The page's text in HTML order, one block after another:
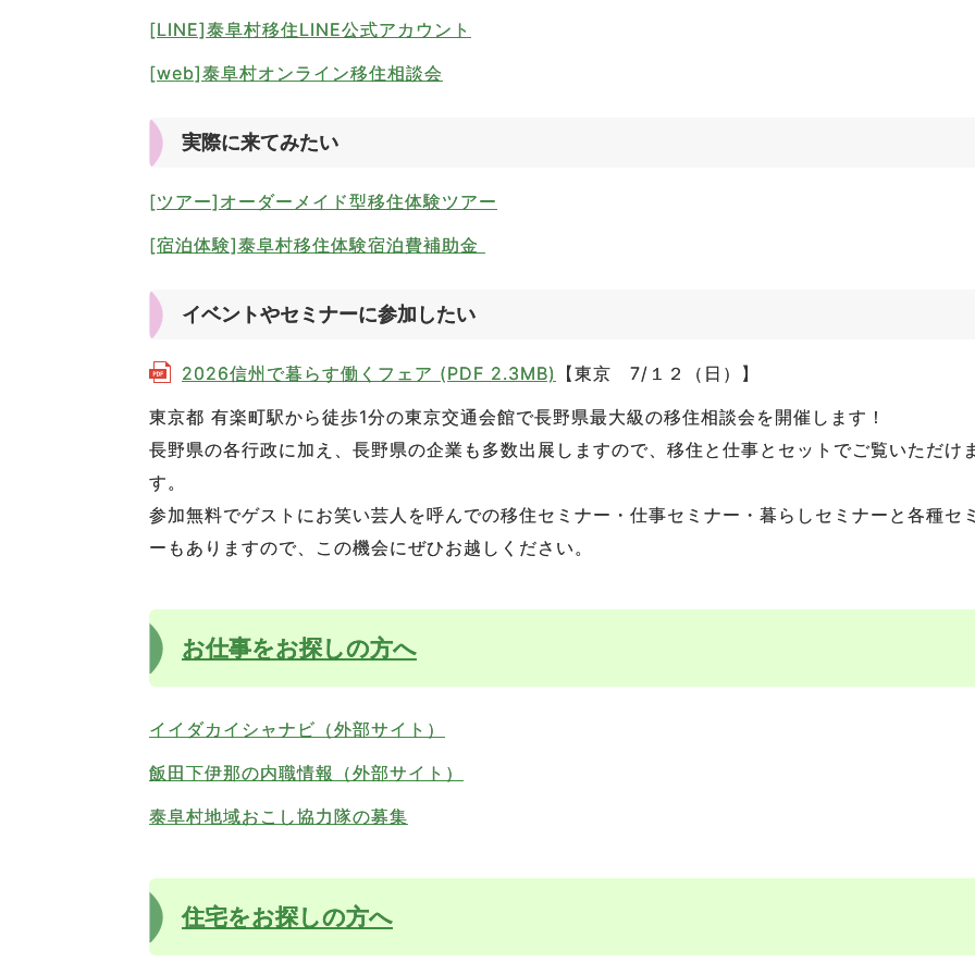
[LINE]泰阜村移住LINE公式アカウント
[web]泰阜村オンライン移住相談会
実際に来てみたい
[ツアー]オーダーメイド型移住体験ツアー
[宿泊体験]泰阜村移住体験宿泊費補助金
イベントやセミナーに参加したい
2026信州で暮らす働くフェア (PDF 2.3MB)
【東京 7/１２（日）】
東京都 有楽町駅から徒歩1分の東京交通会館で長野県最大級の移住相談会を開催 します！
長野県の各行政に加え、長野県の企業も多数出展しますので、移住と仕事とセットでご覧いただけ
す。
参加無料でゲストにお笑い芸人を呼んでの移住セミナー・仕事セミナー・暮らしセミナーと各種セ
ーもありますので、この機会にぜひお越しください。
お仕事をお探しの方へ
イイダカイシャナビ（外部サイト）
飯田下伊那の内職情報（外部サイト）
泰阜村地域おこし協力隊の募集
住宅をお探しの方へ